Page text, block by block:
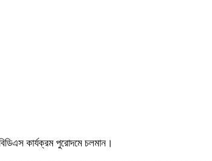
বিডিএস কার্যক্রম পুরোদমে চলমান।